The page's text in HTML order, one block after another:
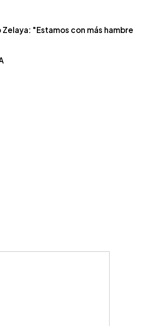
Zelaya: "Estamos con más hambre